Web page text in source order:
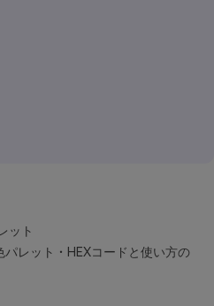
ット
レット・HEXコードと使い方の